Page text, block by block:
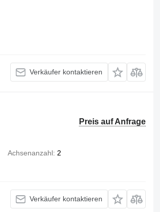
Verkäufer kontaktieren
Preis auf Anfrage
Achsenanzahl 2
Verkäufer kontaktieren